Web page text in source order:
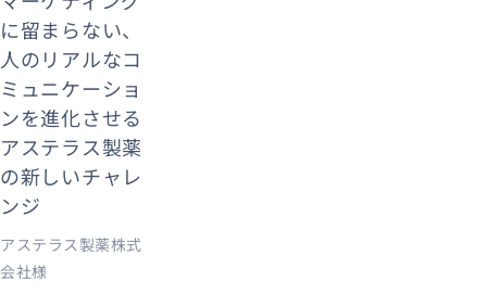
に留まらない、
人のリアルなコ
ミュニケーショ
ンを進化させる
アステラス製薬
の新しいチャレ
ンジ
アステラス製薬株式
会社様